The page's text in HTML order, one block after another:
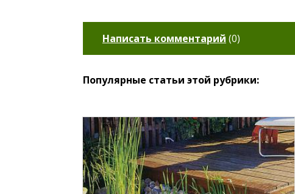
Написать комментарий (0)
Популярные статьи этой рубрики: